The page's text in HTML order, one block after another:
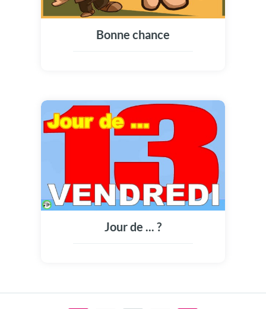
Bonne chance
Jour de ... ?